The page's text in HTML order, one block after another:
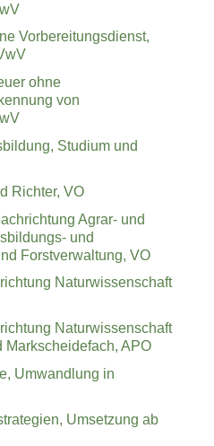
Vorbereitungsdienst,
ohne
von
Studium und
Richter, VO
Agrar- und
und
Forstverwaltung, VO
Naturwissenschaft
Naturwissenschaft
Markscheidefach, APO
Umwandlung in
Umsetzung ab